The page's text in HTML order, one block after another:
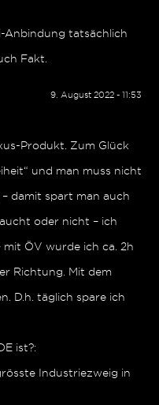
Anbindung tatsächlich
Fakt.
9. August 2022 - 11:53
Produkt. Zum Glück
und man muss nicht
damit spart man auch
oder nicht – ich
ÖV wurde ich ca. 2h
Richtung. Mit dem
D.h. täglich spare ich
ist?:
Industriezweig in